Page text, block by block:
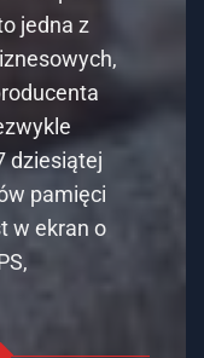
dziesiątej
pamięci
ekran o